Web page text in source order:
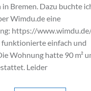
Bremen. Dazu buchte
Wimdu.de eine
https://
einfach und
Wohnung hatte 90 m²
Leider